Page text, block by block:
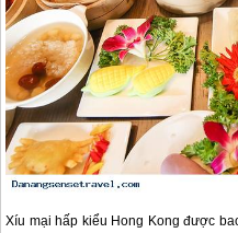
Xíu mại hấp kiểu Hong Kong được